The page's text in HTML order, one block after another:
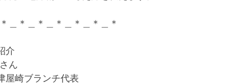
＿＊＿＊＿＊＿＊＿＊＿＊
介
ん
屋崎ブランチ代表